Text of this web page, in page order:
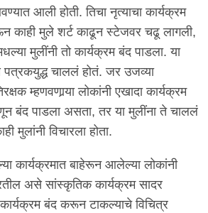
आली होती. तिचा नृत्याचा कार्यक्रम
काही मुले शर्ट काढून स्टेजवर चढू लागली,
मुलींनी तो कार्यक्रम बंद पाडला. या
चाललं होतं. जर उजव्या
म्हणवणार्‍या लोकांनी एखादा कार्यक्रम
बंद पाडला असता, तर या मुलींना ते चाललं
मुलांनी विचारला होता.
कार्यक्रमात बाहेरून आलेल्या लोकांनी
असे सांस्कृतिक कार्यक्रम सादर
बंद करून टाकल्याचे विचित्र